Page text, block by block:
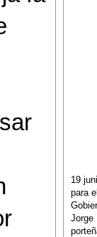
19
para
Jorge